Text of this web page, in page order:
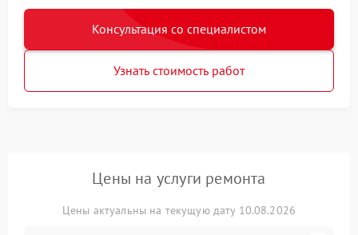
Консультация со специалистом
Узнать стоимость работ
Цены на услуги ремонта
Цены актуальны на текущую дату 10.08.2026